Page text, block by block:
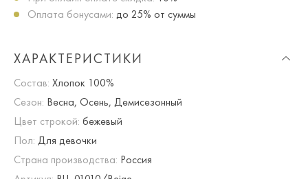
Оплата бонусами: до 25% от суммы
ХАРАКТЕРИСТИКИ
Состав: Хлопок 100%
Сезон: Весна, Осень, Демисезонный
Цвет строкой: бежевый
Пол: Для девочки
Страна производства: Россия